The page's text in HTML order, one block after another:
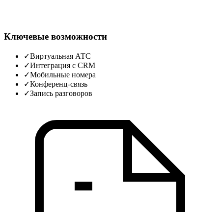
Ключевые возможности
✓Виртуальная АТС
✓Интеграция с CRM
✓Мобильные номера
✓Конференц‑связь
✓Запись разговоров